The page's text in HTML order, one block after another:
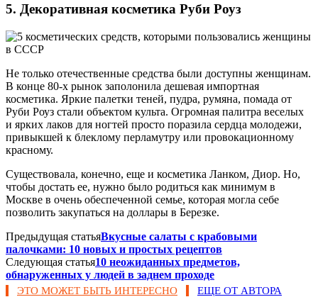
5. Декоративная косметика Руби Роуз
Не только отечественные средства были доступны женщинам.
В конце 80-х рынок заполонила дешевая импортная
косметика. Яркие палетки теней, пудра, румяна, помада от
Руби Роуз стали объектом культа. Огромная палитра веселых
и ярких лаков для ногтей просто поразила сердца молодежи,
привыкшей к блеклому перламутру или провокационному
красному.
Существовала, конечно, еще и косметика Ланком, Диор. Но,
чтобы достать ее, нужно было родиться как минимум в
Москве в очень обеспеченной семье, которая могла себе
позволить закупаться на доллары в Березке.
Предыдущая статьяВкусные салаты с крабовыми
палочками: 10 новых и простых рецептов
Следующая статья10 неожиданных предметов,
обнаруженных у людей в заднем проходе
ЭТО МОЖЕТ БЫТЬ ИНТЕРЕСНО ЕЩЕ ОТ АВТОРА